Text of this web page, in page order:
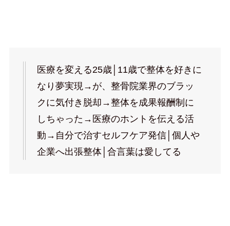
医療を変える25歳│11歳で整体を好きに
なり夢実現→が、整骨院業界のブラッ
クに気付き脱却→整体を成果報酬制に
しちゃった→医療のホントを伝える活
動→自分で治すセルフケア発信│個人や
企業へ出張整体│合言葉は愛してる